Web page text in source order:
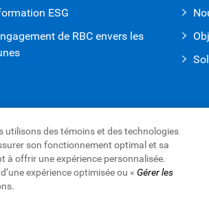
ESG
de RBC envers les
des renseignements et Sécurité
utilisons des témoins et des technologies
son fonctionnement optimal et sa
à offrir une expérience personnalisée.
expérience optimisée ou « Gérer les